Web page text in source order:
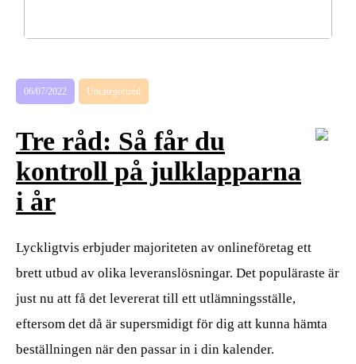
06/07/2022 Uncategorized
Tre råd: Så får du
kontroll på julklapparna
i år
Lyckligtvis erbjuder majoriteten av onlineföretag ett
brett utbud av olika leveranslösningar. Det populäraste är
just nu att få det levererat till ett utlämningsställe,
eftersom det då är supersmidigt för dig att kunna hämta
beställningen när den passar in i din kalender.